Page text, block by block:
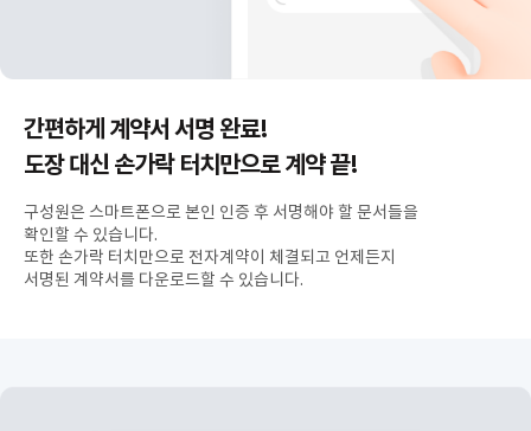
간편하게 계약서 서명 완료!
도장 대신 손가락 터치만으로 계약 끝!
구성원은 스마트폰으로 본인 인증 후 서명해야 할 문서들을
확인할 수 있습니다.
또한 손가락 터치만으로 전자계약이 체결되고 언제든지
서명된 계약서를 다운로드할 수 있습니다.